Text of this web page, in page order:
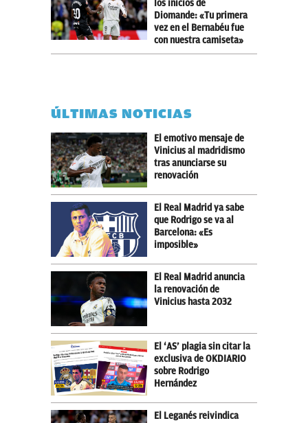
los inicios de
Diomande: «Tu primera
vez en el Bernabéu fue
con nuestra camiseta»
ÚLTIMAS NOTICIAS
El emotivo mensaje de
Vinicius al madridismo
tras anunciarse su
renovación
El Real Madrid ya sabe
que Rodrigo se va al
Barcelona: «Es
imposible»
El Real Madrid anuncia
la renovación de
Vinicius hasta 2032
El ‘AS’ plagia sin citar la
exclusiva de OKDIARIO
sobre Rodrigo
Hernández
El Leganés reivindica